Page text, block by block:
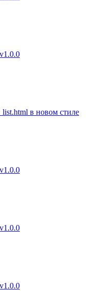
в новом стиле